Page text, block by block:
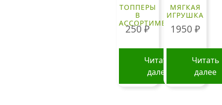
ТОППЕРЫ
В
АССОРТИМЕНТЕ
250₽
Читать
далее
МЯГКАЯ
ИГРУШКА
1950 ₽
Читать
далее